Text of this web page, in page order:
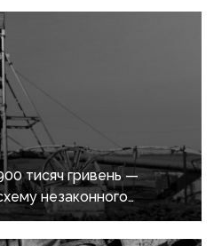
тисяч гривень —
незаконного